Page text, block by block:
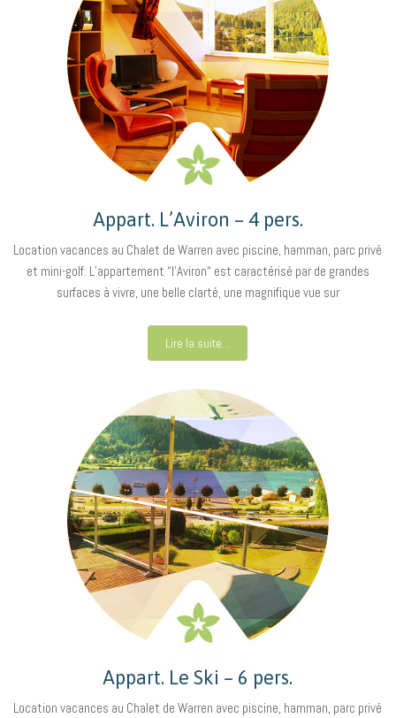
Appart. L’Aviron – 4 pers.
Location vacances au Chalet de Warren avec piscine, hamman, parc privé
et mini-golf. L’appartement “l’Aviron“ est caractérisé par de grandes
surfaces à vivre, une belle clarté, une magnifique vue sur
Lire la suite...
Appart. Le Ski – 6 pers.
Location vacances au Chalet de Warren avec piscine, hamman, parc privé